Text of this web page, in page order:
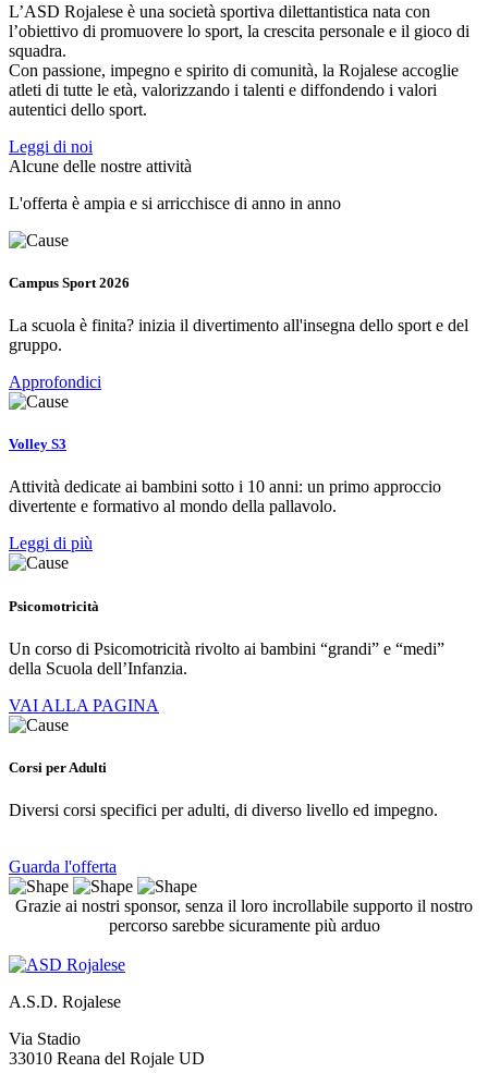
L’ASD Rojalese è una società sportiva dilettantistica nata con
l’obiettivo di promuovere lo sport, la crescita personale e il gioco di
squadra.
Con passione, impegno e spirito di comunità, la Rojalese accoglie
atleti di tutte le età, valorizzando i talenti e diffondendo i valori
autentici dello sport.
Leggi di noi
Alcune delle nostre attività
L'offerta è ampia e si arricchisce di anno in anno
Campus Sport 2026
La scuola è finita? inizia il divertimento all'insegna dello sport e del
gruppo.
Approfondici
Volley S3
Attività dedicate ai bambini sotto i 10 anni: un primo approccio
divertente e formativo al mondo della pallavolo.
Leggi di più
Psicomotricità
Un corso di Psicomotricità rivolto ai bambini “grandi” e “medi”
della Scuola dell’Infanzia.
VAI ALLA PAGINA
Corsi per Adulti
Diversi corsi specifici per adulti, di diverso livello ed impegno.
Guarda l'offerta
Grazie ai nostri sponsor, senza il loro incrollabile supporto il nostro
percorso sarebbe sicuramente più arduo
A.S.D. Rojalese
Via Stadio
33010 Reana del Rojale UD